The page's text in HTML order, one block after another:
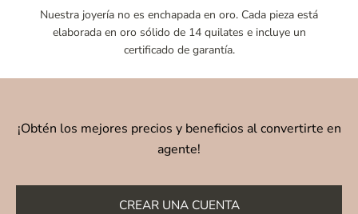
Nuestra joyería no es enchapada en oro. Cada pieza está
elaborada en oro sólido de 14 quilates e incluye un
certificado de garantía.
¡Obtén los mejores precios y beneficios al convertirte en
agente!
CREAR UNA CUENTA